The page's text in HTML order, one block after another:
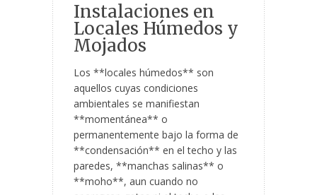
Instalaciones en
Locales Húmedos y
Mojados
Los **locales húmedos** son
aquellos cuyas condiciones
ambientales se manifiestan
**momentánea** o
permanentemente bajo la forma de
**condensación** en el techo y las
paredes, **manchas salinas** o
**moho**, aun cuando no